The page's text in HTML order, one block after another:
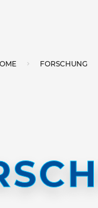
FORSCHUNG